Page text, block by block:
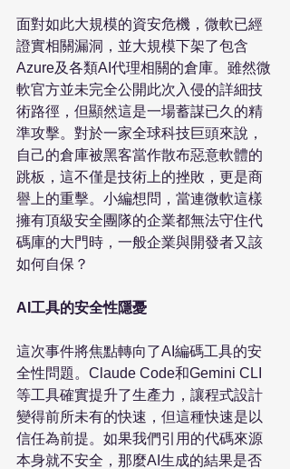
面對如此大規模的資安危機，微軟已經
證實相關漏洞，並大規模下架了包含
Azure及各類AI代理相關的倉庫。雖然微
軟官方並未完全公開此次入侵的詳細技
術路徑，但顯然這是一場蓄謀已久的精
準攻擊。對於一家全球科技巨頭來說，
自己的倉庫被黑客當作散布惡意軟體的
跳板，這不僅是技術上的挫敗，更是商
譽上的重擊。小編想問，當連微軟這樣
擁有頂級安全團隊的企業都無法守住代
碼庫的大門時，一般企業與開發者又該
如何自保？
AI工具的安全性隱憂
這次事件將焦點轉向了AI編碼工具的安
全性問題。Claude Code和Gemini CLI
等工具確實提升了生產力，讓程式設計
變得前所未有的快速，但這種快速是以
信任為前提。如果我們引用的代碼來源
本身就不安全，那麼AI生成的結果是否